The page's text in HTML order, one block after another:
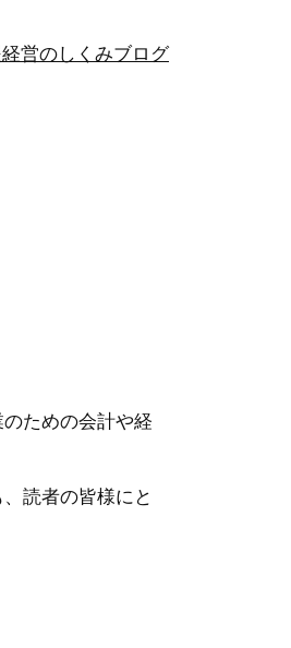
経営のしくみブログ
ための会計や経
読者の皆様にと